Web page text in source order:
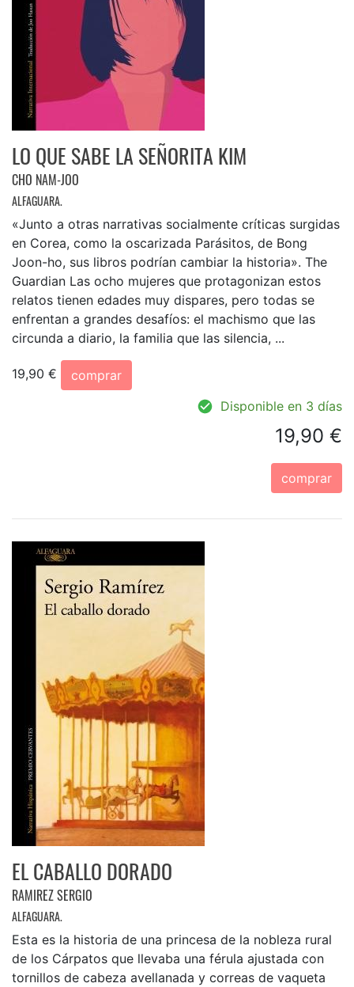
LO QUE SABE LA SEÑORITA KIM
CHO NAM-JOO
ALFAGUARA.
«Junto a otras narrativas socialmente críticas surgidas
en Corea, como la oscarizada Parásitos, de Bong
Joon-ho, sus libros podrían cambiar la historia». The
Guardian Las ocho mujeres que protagonizan estos
relatos tienen edades muy dispares, pero todas se
enfrentan a grandes desafíos: el machismo que las
circunda a diario, la familia que las silencia, ...
19,90 €
comprar
Disponible en 3 días
19,90 €
comprar
EL CABALLO DORADO
RAMIREZ SERGIO
ALFAGUARA.
Esta es la historia de una princesa de la nobleza rural
de los Cárpatos que llevaba una férula ajustada con
tornillos de cabeza avellanada y correas de vaqueta